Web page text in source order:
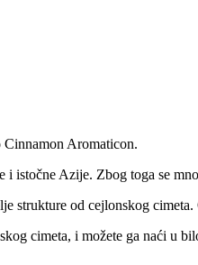
Cinnamon Aromaticon.
i istočne Azije. Zbog toga se
strukture od cejlonskog
cimeta, i možete ga naći u